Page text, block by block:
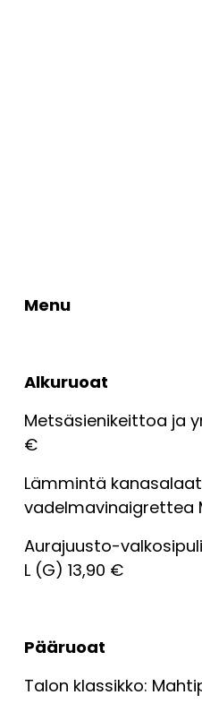
Menu
Alkuruoat
Metsäsienikeittoa ja
€
Lämmintä
vadelmavinaigrettea
Aurajuusto-
L (G) 13,90 €
Pääruoat
Talon klassikko: